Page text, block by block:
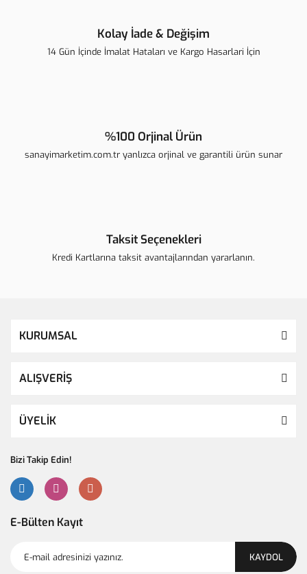
Kolay İade & Değişim
14 Gün İçinde İmalat Hataları ve Kargo Hasarlari İçin
%100 Orjinal Ürün
sanayimarketim.com.tr yanlızca orjinal ve garantili ürün sunar
Taksit Seçenekleri
Kredi Kartlarına taksit avantajlarından yararlanın.
KURUMSAL
ALIŞVERİŞ
ÜYELİK
Bizi Takip Edin!
E-Bülten Kayıt
KAYDOL